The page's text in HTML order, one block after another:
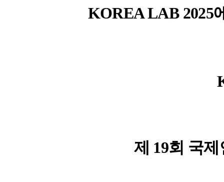
KOREA LAB 2025
제 19회 국